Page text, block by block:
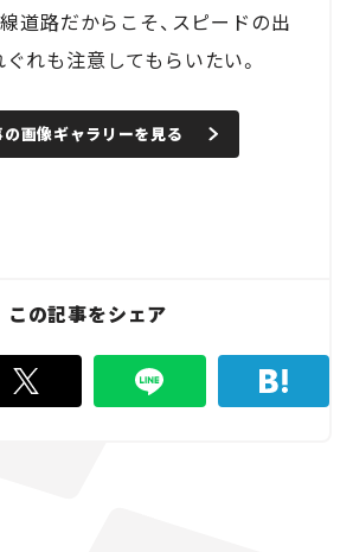
道路だからこそ、スピードの出
れも注意してもらいたい。
の画像ギャラリーを見る
この記事をシェア